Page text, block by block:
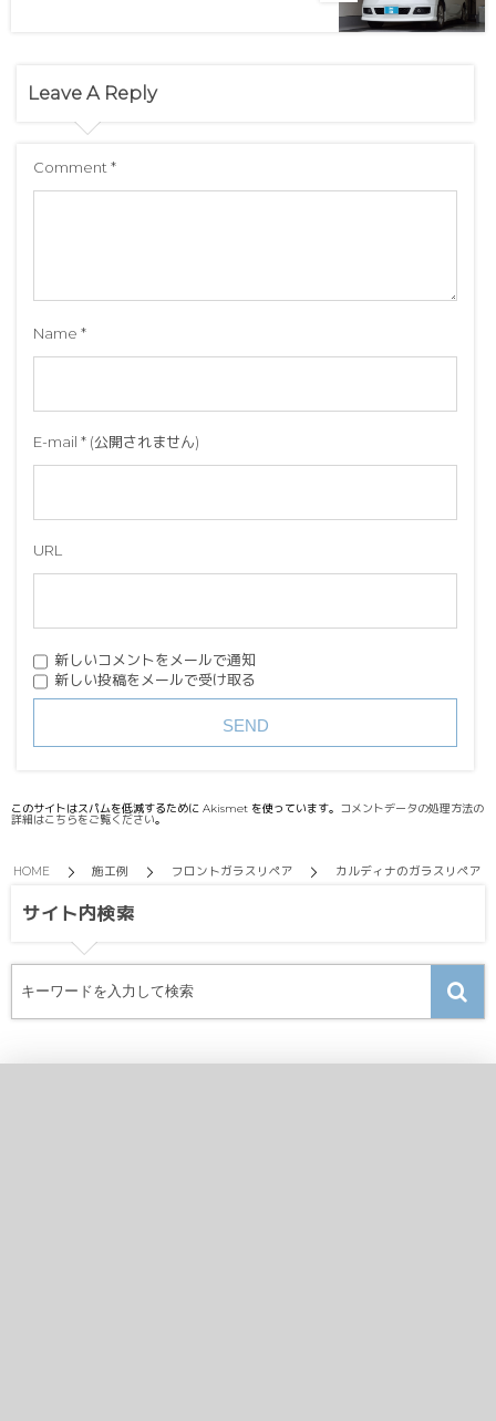
Leave A Reply
Comment*
Name *
E-mail * (公開されません)
URL
新しいコメントをメールで通知
新しい投稿をメールで受け取る
このサイトはスパムを低減するために Akismet を使っています。 コメントデータの処理方法の
詳細はこちらをご覧ください。
HOME 施工例 フロントガラスリペア カルディナのガラスリペア
サイト内検索